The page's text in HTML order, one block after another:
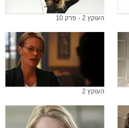
העוקץ 2 - פרק 10
העוקץ 2